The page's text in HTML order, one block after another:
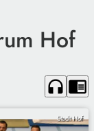
Hof
headphones chrome_reader_mode
Stadt Hof